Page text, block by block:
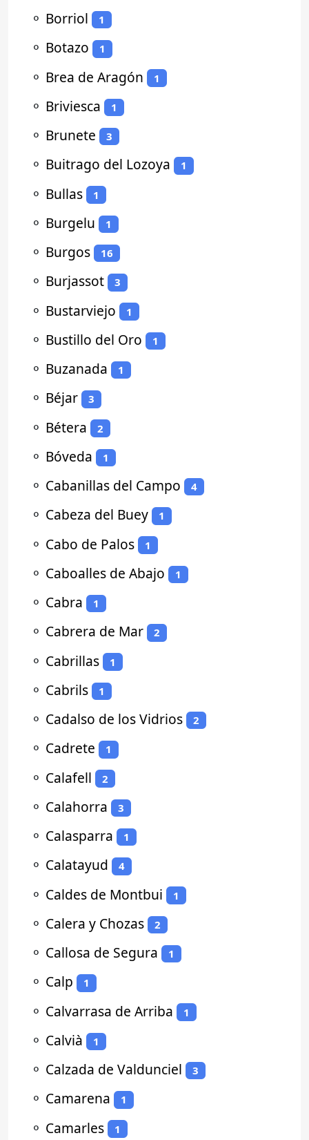
⚬ Borriol 1
⚬ Botazo 1
⚬ Brea de Aragón 1
⚬ Briviesca 1
⚬ Brunete 3
⚬ Buitrago del Lozoya 1
⚬ Bullas 1
⚬ Burgelu 1
⚬ Burgos 16
⚬ Burjassot 3
⚬ Bustarviejo 1
⚬ Bustillo del Oro 1
⚬ Buzanada 1
⚬ Béjar 3
⚬ Bétera 2
⚬ Bóveda 1
⚬ Cabanillas del Campo 4
⚬ Cabeza del Buey 1
⚬ Cabo de Palos 1
⚬ Caboalles de Abajo 1
⚬ Cabra 1
⚬ Cabrera de Mar 2
⚬ Cabrillas 1
⚬ Cabrils 1
⚬ Cadalso de los Vidrios 2
⚬ Cadrete 1
⚬ Calafell 2
⚬ Calahorra 3
⚬ Calasparra 1
⚬ Calatayud 4
⚬ Caldes de Montbui 1
⚬ Calera y Chozas 2
⚬ Callosa de Segura 1
⚬ Calp 1
⚬ Calvarrasa de Arriba 1
⚬ Calvià 1
⚬ Calzada de Valdunciel 3
⚬ Camarena 1
⚬ Camarles 1